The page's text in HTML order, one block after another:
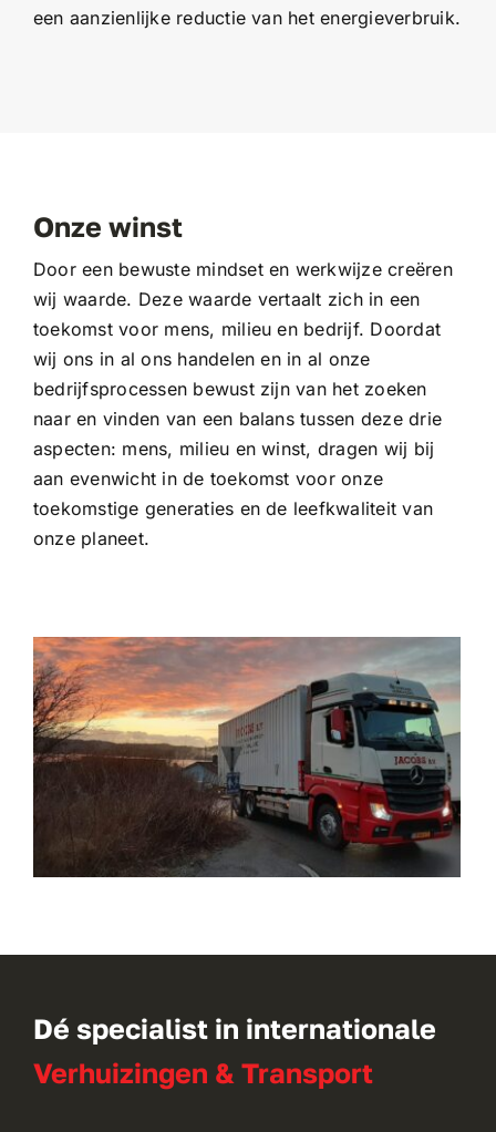
een aanzienlijke reductie van het energieverbruik.
Onze winst
Door een bewuste mindset en werkwijze creëren
wij waarde. Deze waarde vertaalt zich in een
toekomst voor mens, milieu en bedrijf. Doordat
wij ons in al ons handelen en in al onze
bedrijfsprocessen bewust zijn van het zoeken
naar en vinden van een balans tussen deze drie
aspecten: mens, milieu en winst, dragen wij bij
aan evenwicht in de toekomst voor onze
toekomstige generaties en de leefkwaliteit van
onze planeet.
Dé specialist in internationale
Verhuizingen & Transport